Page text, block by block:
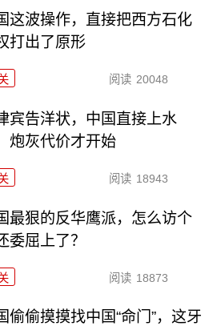
这波操作，直接把西方石化
打出了原形
阅读 20048
宾告洋状，中国直接上水
炮灰代价才开始
阅读 18943
最狠的反华鹰派，怎么访个
委屈上了？
阅读 18873
偷偷摸摸找中国“命门”，这牙